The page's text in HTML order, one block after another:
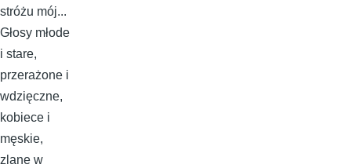
stróżu mój...
Głosy młode
i stare,
przerażone i
wdzięczne,
kobiece i
męskie,
zlane w